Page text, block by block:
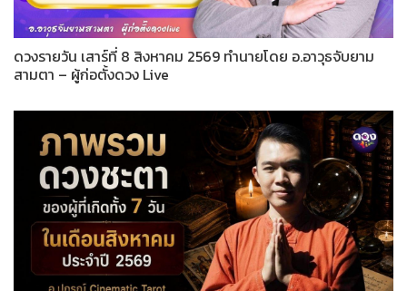
ดวงรายวัน เสาร์ที่ 8 สิงหาคม 2569 ทำนายโดย อ.อาวุธจับยาม
สามตา – ผู้ก่อตั้งดวง Live